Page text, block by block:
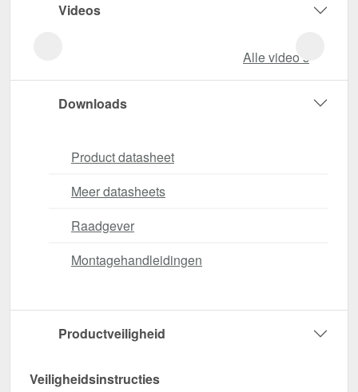
Videos
Alle video‘s
Downloads
Product datasheet
Meer datasheets
Raadgever
Montagehandleidingen
Productveiligheid
Veiligheidsinstructies